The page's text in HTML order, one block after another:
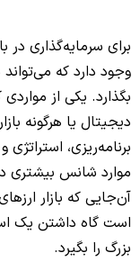
برای سرمایه‌گذاری در
وجود دارد که
بگذارد. یکی از
دیجیتال یا هرگونه
برنامه‌ریزی، استراتژی و
موارد شانس بیشتری
آن‌جایی که بازار
است گاه داشتن یک
بزرگ را بگیرد.